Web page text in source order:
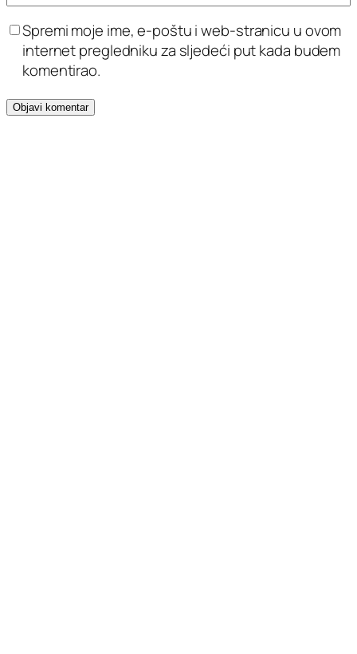
Spremi moje ime, e-poštu i web-stranicu u ovom
internet pregledniku za sljedeći put kada budem
komentirao.